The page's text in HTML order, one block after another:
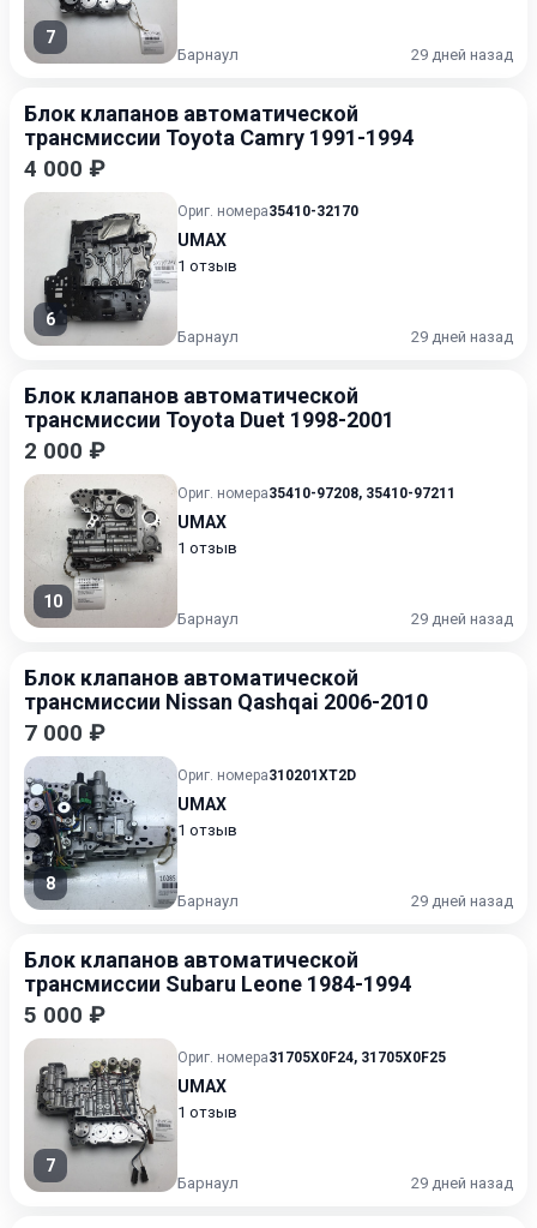
7
Барнаул 29 дней назад
Блок клапанов автоматической
трансмиссии Toyota Camry 1991-1994
4 000 ₽
6
Ориг. номера35410-32170
UMAX
1 отзыв
Барнаул 29 дней назад
Блок клапанов автоматической
трансмиссии Toyota Duet 1998-2001
2 000 ₽
10
Ориг. номера35410-97208, 35410-97211
UMAX
1 отзыв
Барнаул 29 дней назад
Блок клапанов автоматической
трансмиссии Nissan Qashqai 2006-2010
7 000 ₽
8
Ориг. номера310201XT2D
UMAX
1 отзыв
Барнаул 29 дней назад
Блок клапанов автоматической
трансмиссии Subaru Leone 1984-1994
5 000 ₽
7
Ориг. номера31705X0F24, 31705X0F25
UMAX
1 отзыв
Барнаул 29 дней назад